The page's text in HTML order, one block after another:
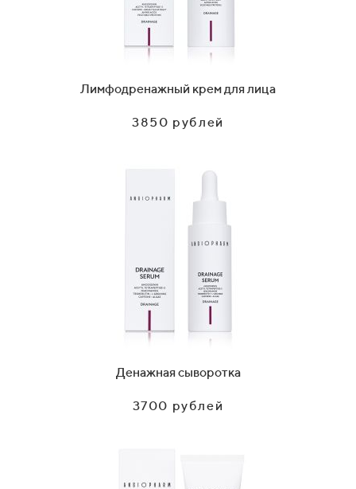
Лимфодренажный крем для лица
3850 рублей
Денажная сыворотка
3700 рублей